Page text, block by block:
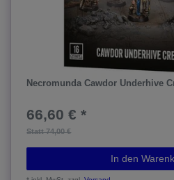
Necromunda Cawdor Underhive
Statt 74,00 €
66,60 € *
In den